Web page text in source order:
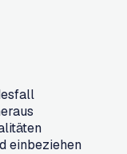
einbeziehen